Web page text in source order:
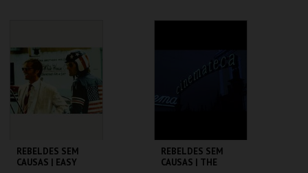
MAIS INFO
COMPRAR
MAIS INFO
REBELDES SEM
CAUSAS | EASY
REBELDES SEM
CAUSAS | THE